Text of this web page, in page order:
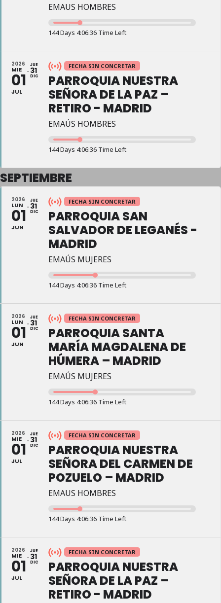
EMAUS HOMBRES
144 Days 4:06:35 Time Left
2026
MIE
01
JUL
JUE
31
DIC
FECHA SIN CONCRETAR
PARROQUIA NUESTRA
SEÑORA DE LA PAZ –
RETIRO - MADRID
EMAÚS HOMBRES
144 Days 4:06:35 Time Left
SEPTIEMBRE
2026
LUN
01
JUN
JUE
31
DIC
FECHA SIN CONCRETAR
PARROQUIA SAN
SALVADOR DE LEGANÉS -
MADRID
EMAÚS MUJERES
144 Days 4:06:35 Time Left
2026
LUN
01
JUN
JUE
31
DIC
FECHA SIN CONCRETAR
PARROQUIA SANTA
MARÍA MAGDALENA DE
HÚMERA – MADRID
EMAÚS MUJERES
144 Days 4:06:35 Time Left
2026
MIE
01
JUL
JUE
31
DIC
FECHA SIN CONCRETAR
PARROQUIA NUESTRA
SEÑORA DEL CARMEN DE
POZUELO – MADRID
EMAUS HOMBRES
144 Days 4:06:35 Time Left
2026
MIE
01
JUL
JUE
31
DIC
FECHA SIN CONCRETAR
PARROQUIA NUESTRA
SEÑORA DE LA PAZ –
RETIRO - MADRID